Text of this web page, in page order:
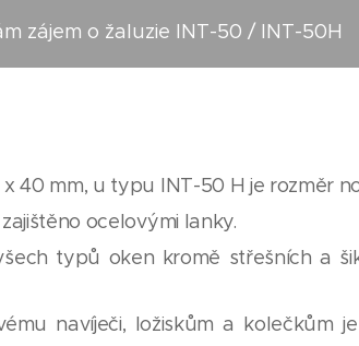
zájem o žaluzie INT-50 / INT-50H
40 mm, u typu INT-50 H je rozměr
ocelovými lanky.
typů oken kromě střešních a
navíječi, ložiskům a kolečkům